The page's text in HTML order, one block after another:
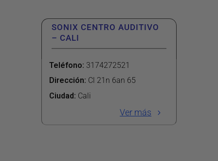
SONIX CENTRO AUDITIVO
– CALI
Teléfono: 3174272521
Dirección: Cl 21n 6an 65
Ciudad: Cali
Ver más